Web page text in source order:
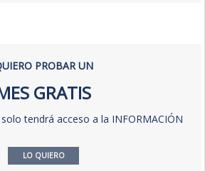
PROBAR UN
GRATIS
tendrá acceso a la INFORMACIÓN
LO QUIERO